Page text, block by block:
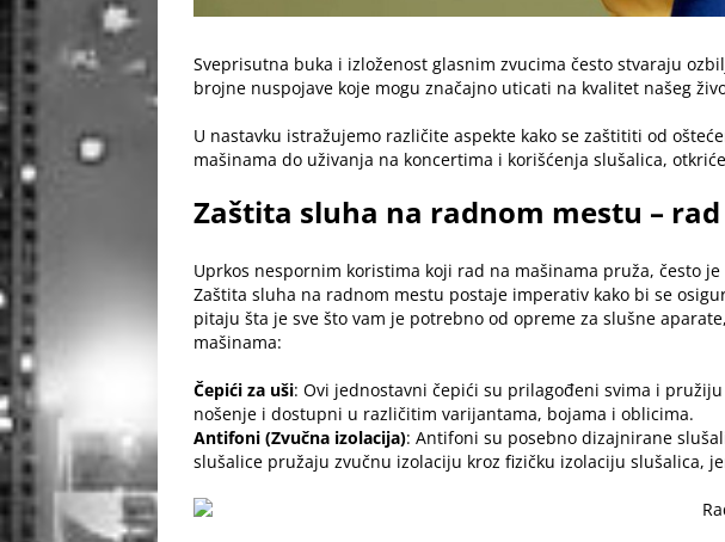
Sveprisutna buka i izloženost glasnim zvucima često stvaraju
brojne nuspojave koje mogu značajno uticati na kvalitet našeg
U nastavku istražujemo različite aspekte kako se zaštititi od
mašinama do uživanja na koncertima i korišćenja slušalica,
Zaštita sluha na radnom mestu –
Uprkos nespornim koristima koji rad na mašinama pruža, često
Zaštita sluha na radnom mestu postaje imperativ kako bi se
pitaju šta je sve što vam je potrebno od opreme za slušne aparate
mašinama:
Čepići za uši: Ovi jednostavni čepići su prilagođeni svima i
nošenje i dostupni u različitim varijantama, bojama i oblicima.
Antifoni (Zvučna izolacija): Antifoni su posebno dizajnirane
slušalice pružaju zvučnu izolaciju kroz fizičku izolaciju slušalica,